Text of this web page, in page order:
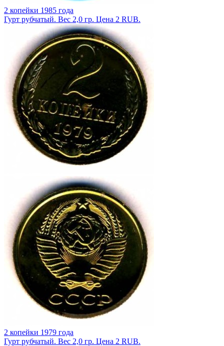
2 копейки 1985 года
Гурт рубчатый. Вес 2,0 гр. Цена 2 RUB.
2 копейки 1979 года
Гурт рубчатый. Вес 2,0 гр. Цена 2 RUB.